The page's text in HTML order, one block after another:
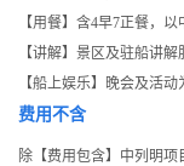
【用餐】含4早7正餐，
【讲解】景区及驻船讲解
【船上娱乐】晚会及活
费用不含
除【费用包含】中列明项